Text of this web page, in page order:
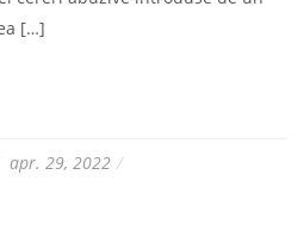
[…]
apr. 29, 2022